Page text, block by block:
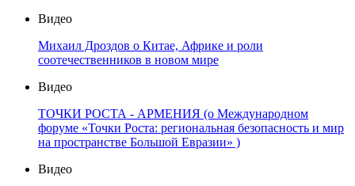
Видео
Михаил Дроздов о Китае, Африке и роли
соотечественников в новом мире
Видео
ТОЧКИ РОСТА - АРМЕНИЯ (о Международном
форуме «Точки Роста: региональная безопасность и мир
на пространстве Большой Евразии» )
Видео